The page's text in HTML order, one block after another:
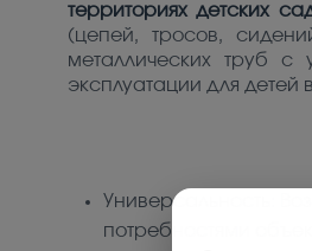
территориях детских
(цепей, тросов,
металлических труб с
эксплуатации для детей
Универсальность:
потребностями